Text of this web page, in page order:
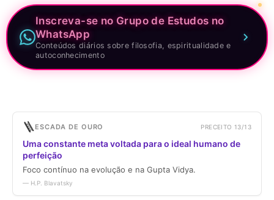
Inscreva-se no Grupo de Estudos no
WhatsApp
Conteúdos diários sobre filosofia, espiritualidade e
autoconhecimento